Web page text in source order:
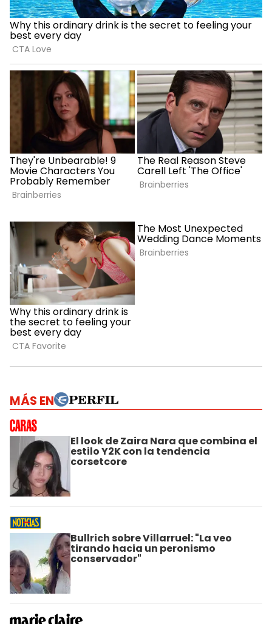
MÁS EN
El look de Zaira Nara que combina el
estilo Y2K con la tendencia
corsetcore
Bullrich sobre Villarruel: "La veo
tirando hacia un peronismo
conservador"